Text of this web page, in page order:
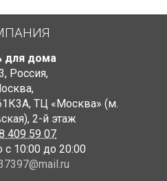
для дома
, Россия,
,
ТЦ «Москва» (м.
, 2-й этаж
409 59 07
10:00 до 20:00